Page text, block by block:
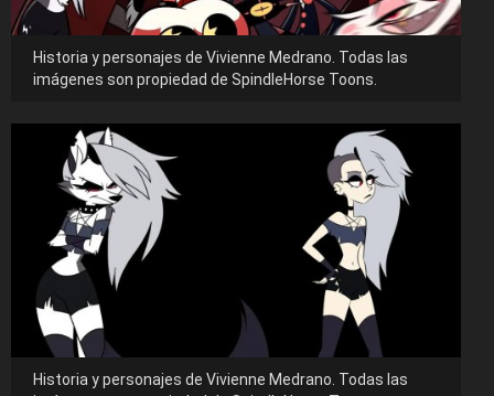
Historia y personajes de Vivienne Medrano. Todas las
imágenes son propiedad de SpindleHorse Toons.
Historia y personajes de Vivienne Medrano. Todas las